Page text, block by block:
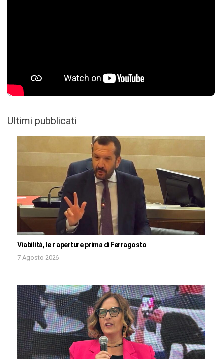
Ultimi pubblicati
Viabilità, le riaperture prima di Ferragosto
7 Agosto 2026